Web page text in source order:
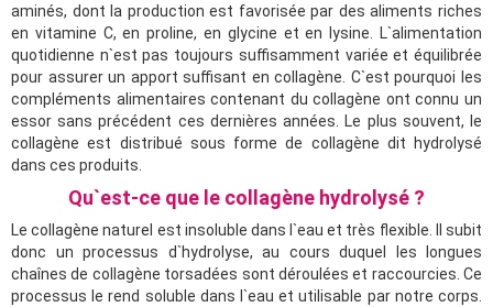
aminés, dont la production est favorisée par des aliments riches
en vitamine C, en proline, en glycine et en lysine. L`alimentation
quotidienne n`est pas toujours suffisamment variée et équilibrée
pour assurer un apport suffisant en collagène. C`est pourquoi les
compléments alimentaires contenant du collagène ont connu un
essor sans précédent ces dernières années. Le plus souvent, le
collagène est distribué sous forme de collagène dit hydrolysé
dans ces produits.
Qu`est-ce que le collagène hydrolysé ?
Le collagène naturel est insoluble dans l`eau et très flexible. Il subit
donc un processus d`hydrolyse, au cours duquel les longues
chaînes de collagène torsadées sont déroulées et raccourcies. Ce
processus le rend soluble dans l`eau et utilisable par notre corps.